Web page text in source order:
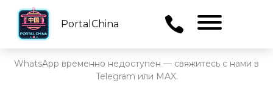
PortalChina
WhatsApp временно недоступен — свяжитесь с нами в
Telegram или MAX.